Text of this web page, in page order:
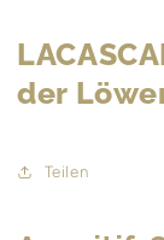
der
Teilen